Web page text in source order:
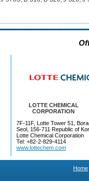
LOTTE CHEMICAL
CORPORATION
7F-11F, Lotte Tower 51,
Seol, 156-711 Republic of
Lotte Chemical Corporation
Tel: +82-2-829-4114
www.lottechem.com
Home